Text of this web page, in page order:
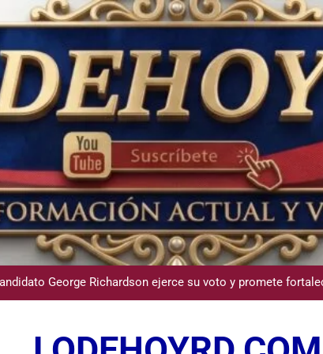
Participación de Víctor Espinal
del INAVI encabeza acto de entrega de
meses al frente de
George Richardson ejerce su voto y promete
USGS confirma epicentro de terremoto en
Participación de Víctor Espinal